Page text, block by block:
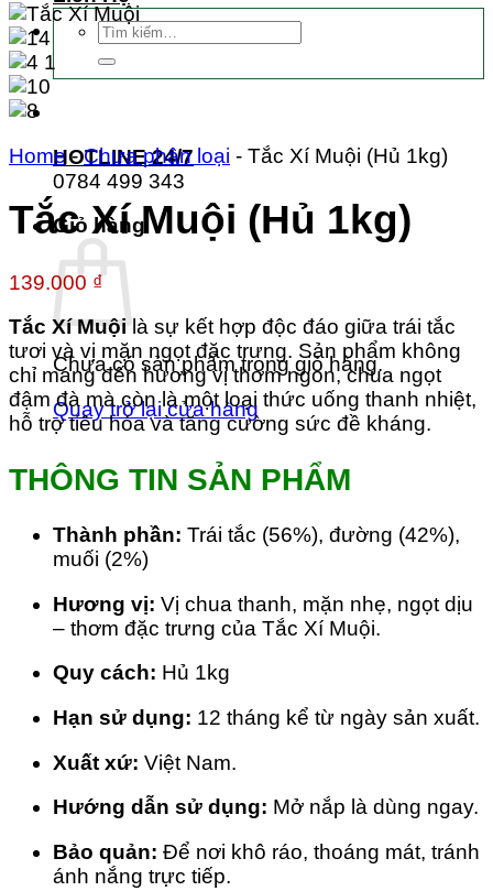
Tìm
kiếm:
HOTLINE 24/7
0784 499 343
Giỏ hàng
Chưa có sản phẩm trong giỏ hàng.
Quay trở lại cửa hàng
Home-Chưa phân loại - Tắc Xí Muội (Hủ 1kg)
Tắc Xí Muội (Hủ 1kg)
139.000 ₫
Tắc Xí Muộilà sự kết hợp độc đáo giữa trái tắc
tươi và vị mặn ngọt đặc trưng. Sản phẩm không
chỉ mang đến hương vị thơm ngon, chua ngọt
đậm đà mà còn là một loại thức uống thanh nhiệt,
hỗ trợ tiêu hóa và tăng cường sức đề kháng.
THÔNG TIN SẢN PHẨM
Thành phần: Trái tắc (56%), đường (42%),
muối (2%)
Hương vị: Vị chua thanh, mặn nhẹ, ngọt dịu
– thơm đặc trưng của Tắc Xí Muội.
Quy cách: Hủ 1kg
Hạn sử dụng: 12 tháng kể từ ngày sản xuất.
Xuất xứ: Việt Nam.
Hướng dẫn sử dụng: Mở nắp là dùng ngay.
Bảo quản: Để nơi khô ráo, thoáng mát, tránh
ánh nắng trực tiếp.